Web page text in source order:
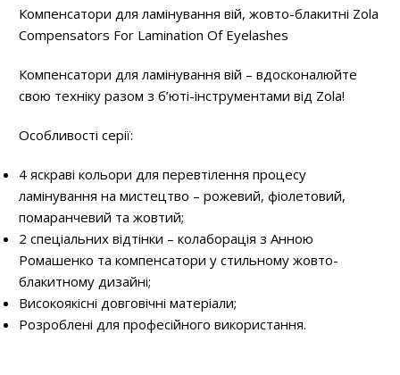
Компенсатори для ламінування вій, жовто-блакитні Zola
Compensators For Lamination Of Eyelashes
Компенсатори для ламінування вій – вдосконалюйте
свою техніку разом з б’юті-інструментами від Zola!
Особливості серії:
4 яскраві кольори для перевтілення процесу
ламінування на мистецтво – рожевий, фіолетовий,
помаранчевий та жовтий;
2 спеціальних відтінки – колаборація з Анною
Ромашенко та компенсатори у стильному жовто-
блакитному дизайні;
Високоякісні довговічні матеріали;
Розроблені для професійного використання.